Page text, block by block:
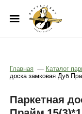
Главная — Каталог
доска замковая Дуб
Паркетная